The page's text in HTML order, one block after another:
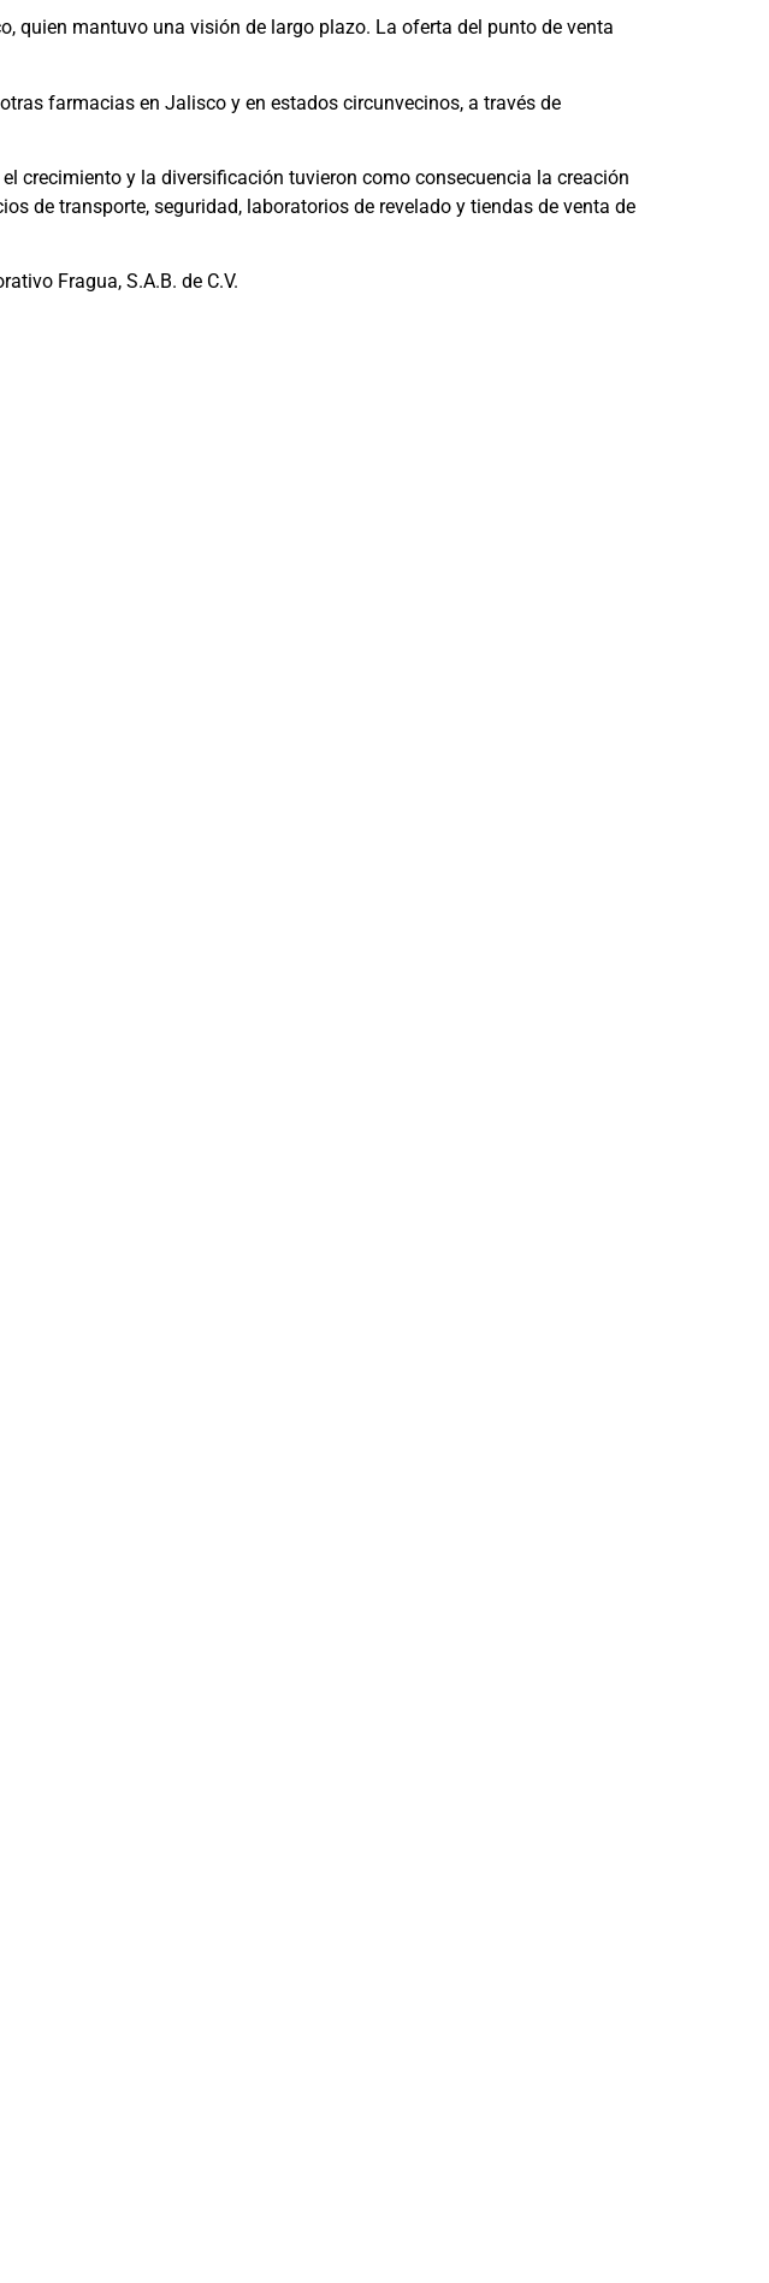
quien mantuvo una visión de largo plazo. La oferta del punto de venta
farmacias en Jalisco y en estados circunvecinos, a través de
crecimiento y la diversificación tuvieron como consecuencia la creación
de transporte, seguridad, laboratorios de revelado y tiendas de venta de
Fragua, S.A.B. de C.V.